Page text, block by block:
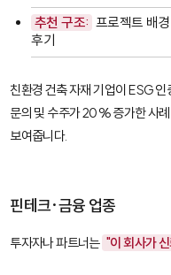
추천 구조: 프로젝트 배
후기
친환경 건축 자재 기업이 ESG
문의 및 수주가 20% 증가한 사
보여줍니다.
핀테크·금융 업종
투자자나 파트너는 "이 회사가